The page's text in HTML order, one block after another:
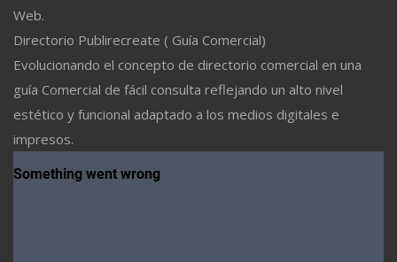
Web.
Directorio Publirecreate ( Guía Comercial)
Evolucionando el concepto de directorio comercial en una
guía Comercial de fácil consulta reflejando un alto nivel
estético y funcional adaptado a los medios digitales e
impresos.